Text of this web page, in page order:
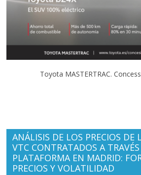
Toyota MASTERTRAC.
ANÁLISIS DE LOS PRECIOS DE
VTC CONTRATADOS A
PLATAFORMA EN MADRID:
PRECIOS Y VOLATILIDAD